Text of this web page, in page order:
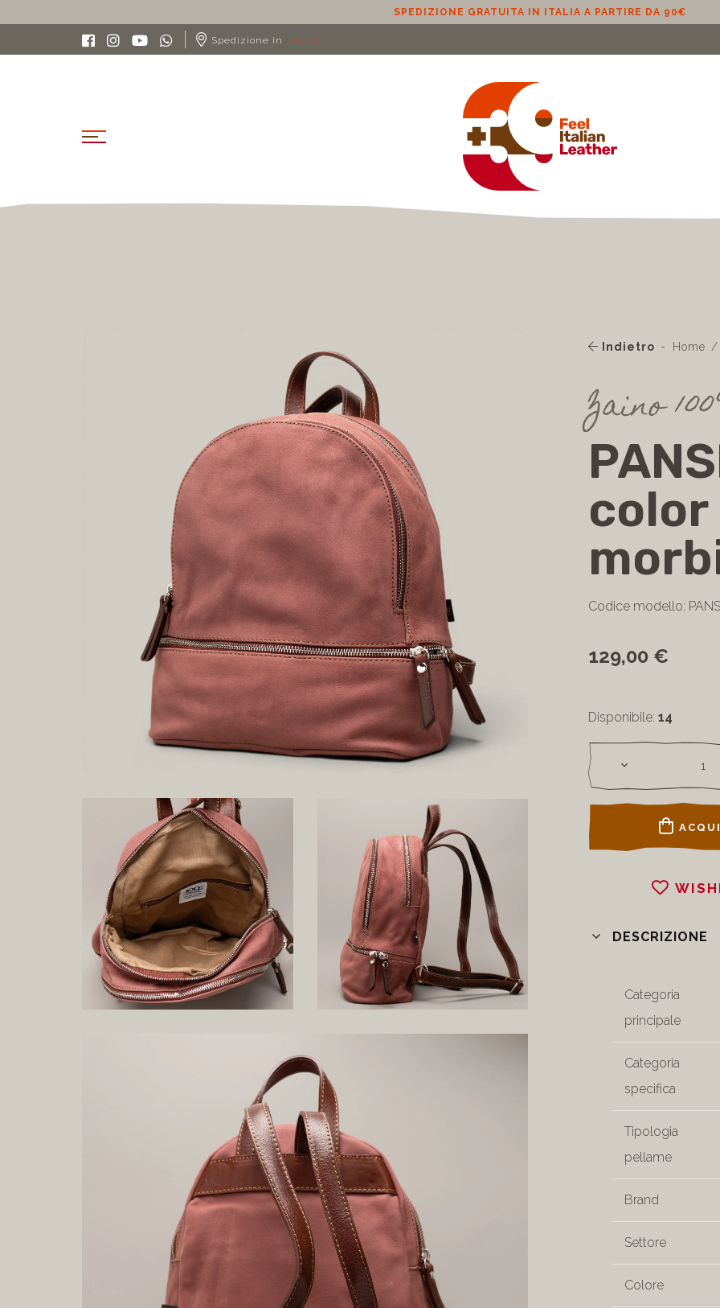
SPEDIZIONE GRATUITA IN ITALIA A PARTIRE DA 90€
Spedizione in ITALIA
Indietro Home
Zaino
color
Codice modello:
129,00 €
Disponibile: 14
DESCRIZIONE
Categoria
principale
Categoria
specifica
Tipologia
pellame
Brand
Settore
Colore